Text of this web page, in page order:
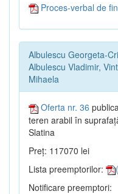
Proces-verbal de
Albulescu Georgeta-
Albulescu Vladimir,
Mihaela
Oferta nr. 36
teren arabil în
Slatina
Preț: 117070 lei
Lista preemptorilor:
Notificare preemptori: